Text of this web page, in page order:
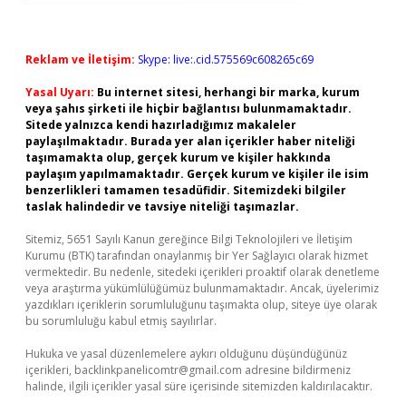
Reklam ve İletişim: Skype: live:.cid.575569c608265c69
Yasal Uyarı: Bu internet sitesi, herhangi bir marka, kurum
veya şahıs şirketi ile hiçbir bağlantısı bulunmamaktadır.
Sitede yalnızca kendi hazırladığımız makaleler
paylaşılmaktadır. Burada yer alan içerikler haber niteliği
taşımamakta olup, gerçek kurum ve kişiler hakkında
paylaşım yapılmamaktadır. Gerçek kurum ve kişiler ile isim
benzerlikleri tamamen tesadüfidir. Sitemizdeki bilgiler
taslak halindedir ve tavsiye niteliği taşımazlar.
Sitemiz, 5651 Sayılı Kanun gereğince Bilgi Teknolojileri ve İletişim
Kurumu (BTK) tarafından onaylanmış bir Yer Sağlayıcı olarak hizmet
vermektedir. Bu nedenle, sitedeki içerikleri proaktif olarak denetleme
veya araştırma yükümlülüğümüz bulunmamaktadır. Ancak, üyelerimiz
yazdıkları içeriklerin sorumluluğunu taşımakta olup, siteye üye olarak
bu sorumluluğu kabul etmiş sayılırlar.
Hukuka ve yasal düzenlemelere aykırı olduğunu düşündüğünüz
içerikleri, backlinkpanelicomtr@gmail.com adresine bildirmeniz
halinde, ilgili içerikler yasal süre içerisinde sitemizden kaldırılacaktır.